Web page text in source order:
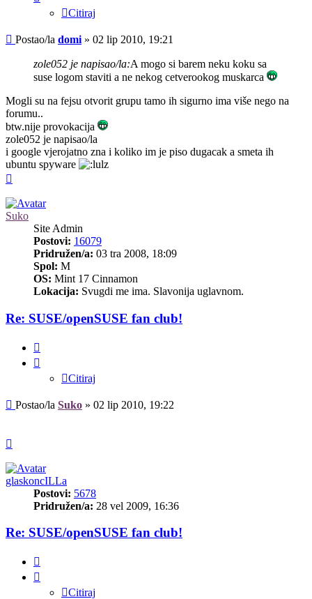
Citiraj
Post
Postao/la domi » 02 lip 2010, 19:21
zole052 je napisao/la:A mogo si barem neku koku sa
suse logom staviti a ne nekog cetverookog muskarca
Mogli su na fejsu otvorit grupu tamo ih sigurno ima više nego na
forumu..
btw.nije provokacija
zole052 je napisao/la
i google vjerojatno zna i koliko im je piso dugacak a smeta ih
ubuntu spyware
Suko
Site Admin
Postovi: 16079
Pridružen/a: 03 tra 2008, 18:09
Spol: M
OS: Mint 17 Cinnamon
Lokacija: Svugdi me ima. Slavonija uglavnom.
Re: SUSE/openSUSE fan club!
Citiraj
Post
Postao/la Suko » 02 lip 2010, 19:22
glaskoncILLa
Postovi: 5678
Pridružen/a: 28 vel 2009, 16:36
Re: SUSE/openSUSE fan club!
Citiraj